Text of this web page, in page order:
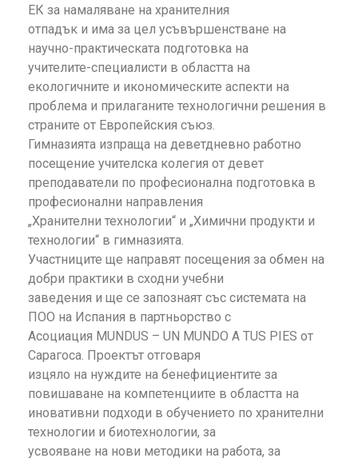
ЕК за намаляване на хранителния
отпадък и има за цел усъвършенстване на
научно-практическата подготовка на
учителите-специалисти в областта на
екологичните и икономическите аспекти на
проблема и прилаганите технологични решения в
страните от Европейския съюз.
Гимназията изпраща на деветдневно работно
посещение учителска колегия от девет
преподаватели по професионална подготовка в
професионални направления
„Хранителни технологии“ и „Химични продукти и
технологии“ в гимназията.
Участниците ще направят посещения за обмен на
добри практики в сходни учебни
заведения и ще се запознаят със системата на
ПОО на Испания в партньорство с
Асоциация MUNDUS – UN MUNDO A TUS PIES от
Сарагоса. Проектът отговаря
изцяло на нуждите на бенефициентите за
повишаване на компетенциите в областта на
иновативни подходи в обучението по хранителни
технологии и биотехнологии, за
усвояване на нови методики на работа, за